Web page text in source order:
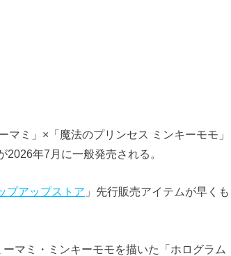
ミ」×「魔法のプリンセス ミンキーモモ」
2026年7月に一般発売される。
プアップストア 」先行販売アイテムが早くも
マミ・ミンキーモモを描いた「ホログラム